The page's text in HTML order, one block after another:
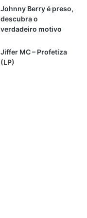
Johnny Berry é preso,
descubra o
verdadeiro motivo
Jiffer MC – Profetiza
(LP)